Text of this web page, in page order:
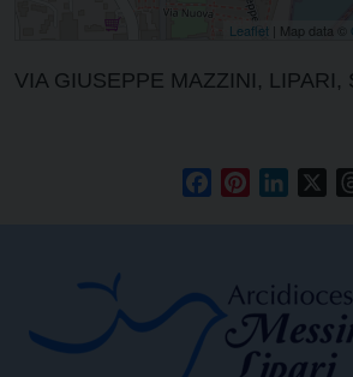
Leaflet | Map data ©
VIA GIUSEPPE MAZZINI, LIPARI,
FacebookPinterest